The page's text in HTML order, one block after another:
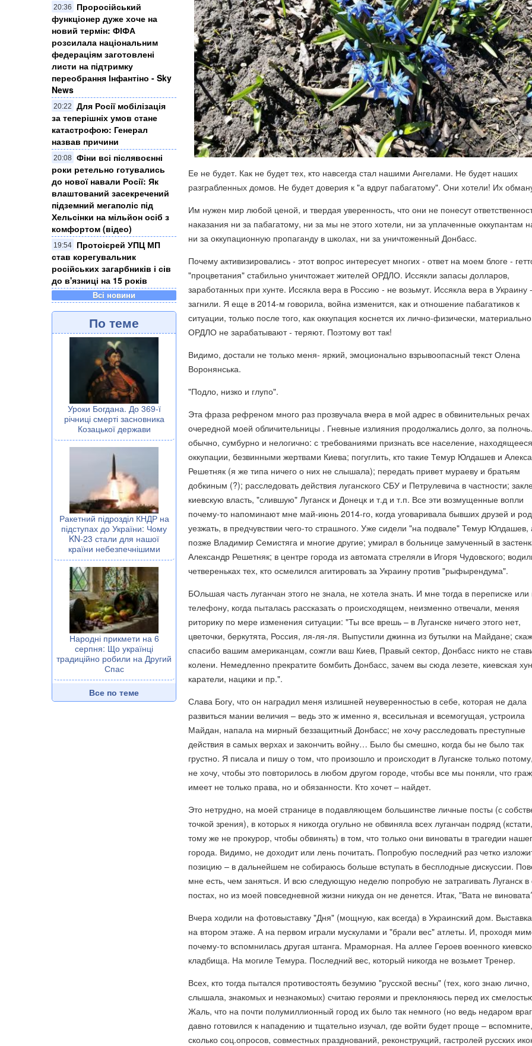
20:36
Проросійський
функціонер дуже хоче на
новий термін: ФІФА
розсилала національним
федераціям заготовлені
листи на підтримку
переобрання Інфантіно - Sky
News
20:22
Для Росії мобілізація
за теперішніх умов стане
катастрофою: Генерал
назвав причини
20:08 Фіни всі післявоєнні
роки ретельно готувались
до нової навали Росії: Як
влаштований засекречений
підземний мегаполіс під
Хельсінки на мільйон осіб з
комфортом (відео)
19:54
Протоієрей УПЦ МП
став корегувальник
російських загарбників і сів
до в'язниці на 15 років
Всі новини
По теме
Уроки Богдана. До 369-ї
річниці смерті засновника
Козацької держави
Ракетний підрозділ КНДР на
підступах до України: Чому
KN-23 стали для нашої
країни небезпечнішими
Народні прикмети на 6
серпня: Що українці
традиційно робили на Другий
Спас
Все по теме
Ее не будет. Как не будет тех, кто навсегда стал нашими Ангелами. Не будет наших
разграбленных домов. Не будет доверия к "а вдруг пабагатому". Они хотели! Их
Им нужен мир любой ценой, и твердая уверенность, что они не понесут
наказания ни за пабагатому, ни за мы не этого хотели, ни за уплаченные оккупантам
ни за оккупационную пропаганду в школах, ни за уничтоженный Донбасс.
Почему активизировались - этот вопрос интересует многих - ответ на моем блоге -
"процветания" стабильно уничтожает жителей ОРДЛО. Иссякли запасы долларов,
заработанных при хунте. Иссякла вера в Россию - не возьмут. Иссякла вера в Украину
загнили. Я еще в 2014-м говорила, война изменится, как и отношение пабагатиков к
ситуации, только после того, как оккупация коснется их лично-физически,
ОРДЛО не зарабатывают - теряют. Поэтому вот так!
Видимо, достали не только меня- яркий, эмоционально взрывоопасный текст Олена
Воронянська.
"Подло, низко и глупо".
Эта фраза рефреном много раз прозвучала вчера в мой адрес в обвинительных речах
очередной моей обличительницы . Гневные излияния продолжались долго, за
обычно, сумбурно и нелогично: с требованиями признать все население,
оккупации, безвинными жертвами Киева; погуглить, кто такие Темур Юлдашев и
Решетняк (я же типа ничего о них не слышала); передать привет мураеву и братьям
добкиным (?); расследовать действия луганского СБУ и Петрулевича в частности;
киевскую власть, "слившую" Луганск и Донецк и т.д и т.п. Все эти возмущенные вопли
почему-то напоминают мне май-июнь 2014-го, когда уговаривала бывших друзей и
уезжать, в предчувствии чего-то страшного. Уже сидели "на подвале" Темур Юлдашев,
позже Владимир Семистяга и многие другие; умирал в больнице замученный в
Александр Решетняк; в центре города из автомата стреляли в Игоря Чудовского;
четвереньках тех, кто осмелился агитировать за Украину против "рыфырендума".
БОльшая часть луганчан этого не знала, не хотела знать. И мне тогда в переписке или
телефону, когда пыталась рассказать о происходящем, неизменно отвечали, меняя
риторику по мере изменения ситуации: "Ты все врешь – в Луганске ничего этого нет,
цветочки, беркутята, Россия, ля-ля-ля. Выпустили джинна из бутылки на Майдане;
спасибо вашим американцам, сожгли ваш Киев, Правый сектор, Донбасс никто не
колени. Немедленно прекратите бомбить Донбасс, зачем вы сюда лезете, киевская
каратели, нацики и пр.".
Слава Богу, что он наградил меня излишней неуверенностью в себе, которая не дала
развиться мании величия – ведь это ж именно я, всесильная и всемогущая, устроила
Майдан, напала на мирный беззащитный Донбасс; не хочу расследовать преступные
действия в самых верхах и закончить войну… Было бы смешно, когда бы не было так
грустно. Я писала и пишу о том, что произошло и происходит в Луганске только
не хочу, чтобы это повторилось в любом другом городе, чтобы все мы поняли, что
имеет не только права, но и обязанности. Кто хочет – найдет.
Это нетрудно, на моей странице в подавляющем большинстве личные посты (с
точкой зрения), в которых я никогда огульно не обвиняла всех луганчан подряд
тому же не прокурор, чтобы обвинять) в том, что только они виноваты в трагедии
города. Видимо, не доходит или лень почитать. Попробую последний раз четко
позицию – в дальнейшем не собираюсь больше вступать в бесплодные дискуссии.
мне есть, чем заняться. И всю следующую неделю попробую не затрагивать Луганск в
постах, но из моей повседневной жизни никуда он не денется. Итак, "Вата не
Вчера ходили на фотовыставку "Дня" (мощную, как всегда) в Украинский дом.
на втором этаже. А на первом играли мускулами и "брали вес" атлеты. И, проходя
почему-то вспомнилась другая штанга. Мраморная. На аллее Героев военного
кладбища. На могиле Темура. Последний вес, который никогда не возьмет Тренер.
Всех, кто тогда пытался противостоять безумию "русской весны" (тех, кого знаю
слышала, знакомых и незнакомых) считаю героями и преклоняюсь перед их
Жаль, что на почти полумиллионный город их было так немного (но ведь недаром враг
давно готовился к нападению и тщательно изучал, где войти будет проще – вспомните,
сколько соц.опросов, совместных празднований, реконструкций, гастролей русских